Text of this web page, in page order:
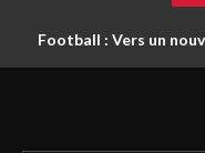
Football : Vers un